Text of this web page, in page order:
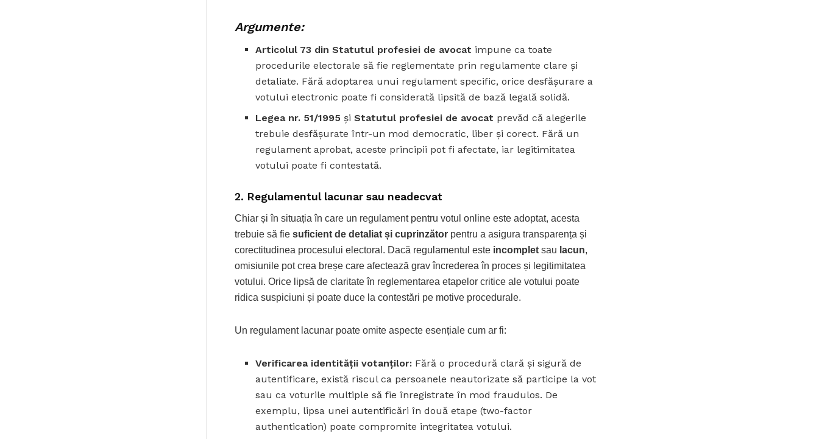
Argumente:
Articolul 73 din Statutul profesiei de avocat impune ca toate
procedurile electorale să fie reglementate prin regulamente clare și
detaliate. Fără adoptarea unui regulament specific, orice desfășurare a
votului electronic poate fi considerată lipsită de bază legală solidă.
Legea nr. 51/1995 șiStatutul profesiei de avocat prevăd că alegerile
trebuie desfășurate într-un mod democratic, liber și corect. Fără un
regulament aprobat, aceste principii pot fi afectate, iar legitimitatea
votului poate fi contestată.
2. Regulamentul lacunar sau neadecvat
Chiar și în situația în care un regulament pentru votul online este adoptat, acesta
trebuie să fie suficient de detaliat și cuprinzător pentru a asigura transparența și
corectitudinea procesului electoral. Dacă regulamentul este incomplet sau lacun,
omisiunile pot crea breșe care afectează grav încrederea în proces și legitimitatea
votului. Orice lipsă de claritate în reglementarea etapelor critice ale votului poate
ridica suspiciuni și poate duce la contestări pe motive procedurale.
Un regulament lacunar poate omite aspecte esențiale cum ar fi:
Verificarea identității votanților: Fără o procedură clară și sigură de
autentificare, există riscul ca persoanele neautorizate să participe la vot
sau ca voturile multiple să fie înregistrate în mod fraudulos. De
exemplu, lipsa unei autentificări în două etape (two-factor
authentication) poate compromite integritatea votului.